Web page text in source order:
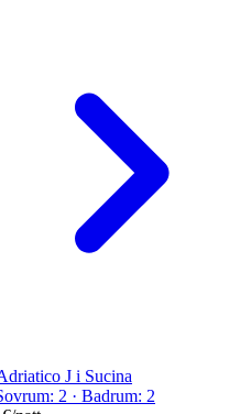
J i Sucina
2 · Badrum: 2